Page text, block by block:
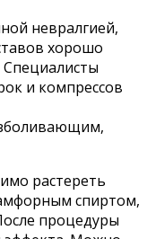
невралгией,
хорошо
и компрессов
растереть
спиртом,
процедуры